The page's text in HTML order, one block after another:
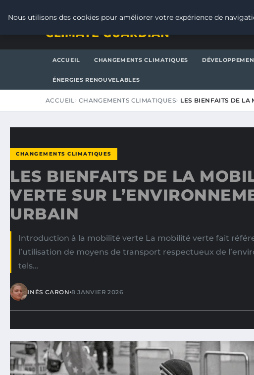
CLIMATE GUARDIAN
ACCUEIL CHANGEMENTS CLIMATIQUES
ÉNERGIES RENOUVELABLES
ACCUEIL CHANGEMENTS CLIMATIQUES LES BIENFAITS DE LA
CHANGEMENTS CLIMATIQUES
LES BIENFAITS DE LA
VERTE SUR
URBAIN
Introduction à la mobilité verte La mobilité verte fait
l’utilisation de moyens de transport respectueux de
tels…
INÈS CARON•8 JANVIER 2026
Nous utilisons des cookies pour améliorer votre expérience de